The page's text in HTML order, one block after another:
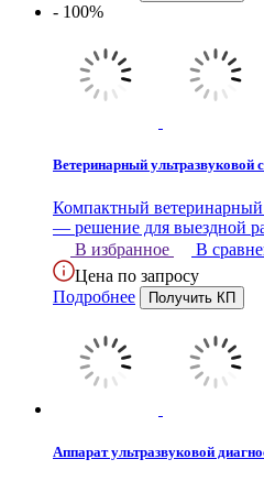
- 100%
Ветеринарный ультразвуковой
Компактный
— решение для выездной
В избранное
В
Цена по запросу
Подробнее
Аппарат ультразвуковой